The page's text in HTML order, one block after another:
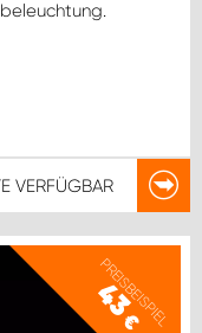
VERFÜGBAR
PREISBEISPIEL
43
€